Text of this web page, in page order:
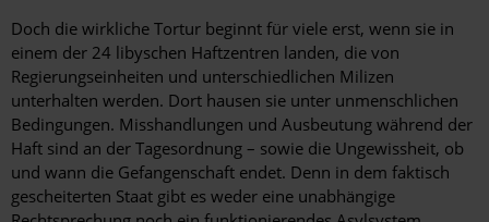
Doch die wirkliche Tortur beginnt für viele erst, wenn sie in
einem der 24 libyschen Haftzentren landen, die von
Regierungseinheiten und unterschiedlichen Milizen
unterhalten werden. Dort hausen sie unter unmenschlichen
Bedingungen. Misshandlungen und Ausbeutung während der
Haft sind an der Tagesordnung – sowie die Ungewissheit, ob
und wann die Gefangenschaft endet. Denn in dem faktisch
gescheiterten Staat gibt es weder eine unabhängige